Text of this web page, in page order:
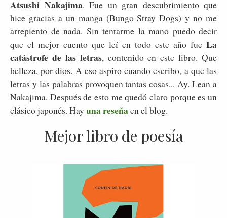
Atsushi Nakajima. Fue un gran descubrimiento que
hice gracias a un manga (Bungo Stray Dogs) y no me
arrepiento de nada. Sin tentarme la mano puedo decir
que el mejor cuento que leí en todo este año fue La
catástrofe de las letras, contenido en este libro. Que
belleza, por dios. A eso aspiro cuando escribo, a que las
letras y las palabras provoquen tantas cosas... Ay. Lean a
Nakajima. Después de esto me quedó claro porque es un
clásico japonés. Hayuna reseñaen el blog.
Mejor libro de poesía